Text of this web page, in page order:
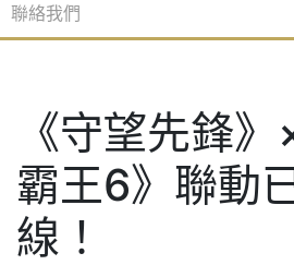
聯絡我們
《守望先鋒
霸王6》聯動
線！